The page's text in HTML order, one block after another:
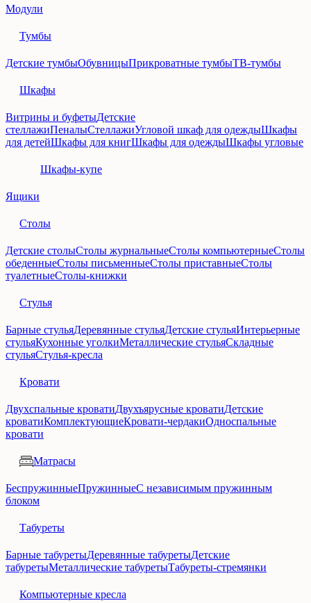
Модули
Тумбы
Детские тумбыОбувницыПрикроватные тумбыТВ-тумбы
Шкафы
Витрины и буфетыДетские
стеллажиПеналыСтеллажиУгловой шкаф для одеждыШкафы
для детейШкафы для книгШкафы для одеждыШкафы угловые
Шкафы-купе
Ящики
Столы
Детские столыСтолы журнальныеСтолы компьютерныеСтолы
обеденныеСтолы письменныеСтолы приставныеСтолы
туалетныеСтолы-книжки
Стулья
Барные стульяДеревянные стульяДетские стульяИнтерьерные
стульяКухонные уголкиМеталлические стульяСкладные
стульяСтулья-кресла
Кровати
Двухспальные кроватиДвухъярусные кроватиДетские
кроватиКомплектующиеКровати-чердакиОдноспальные
кровати
Матрасы
БеспружинныеПружинныеС независимым пружинным
блоком
Табуреты
Барные табуретыДеревянные табуретыДетские
табуретыМеталлические табуретыТабуреты-стремянки
Компьютерные кресла